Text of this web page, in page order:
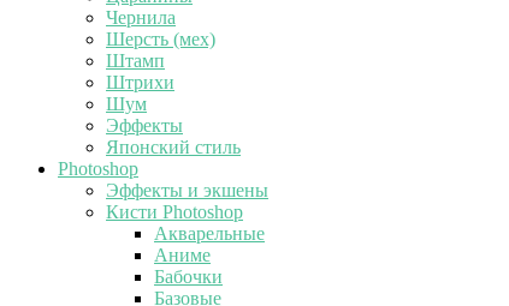
Чернила
Шерсть (мех)
Штамп
Штрихи
Шум
Эффекты
Японский стиль
Photoshop
Эффекты и экшены
Кисти Photoshop
Акварельные
Аниме
Бабочки
Базовые